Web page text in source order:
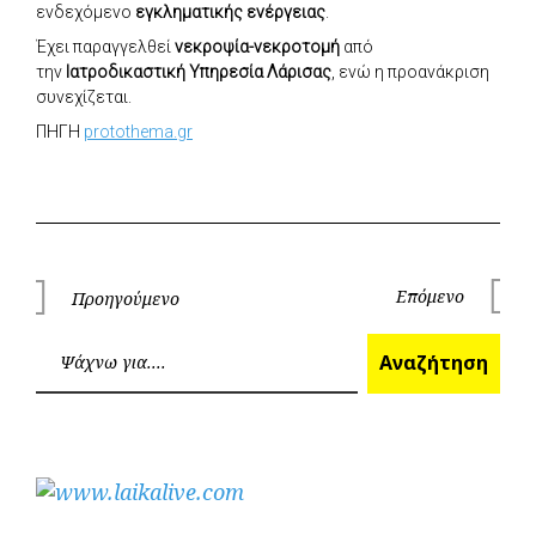
ενδεχόμενο εγκληματικής ενέργειας
Έχει παραγγελθεί νεκροψία-νεκροτομή από
την Ιατροδικαστική Υπηρεσία Λάρισας , ενώ η προανάκριση
συνεχίζεται.
ΠΗΓΗ protothema.gr
Πλοήγηση
άρθρων
Προηγούμενο Επόμενο
Αναζήτηση